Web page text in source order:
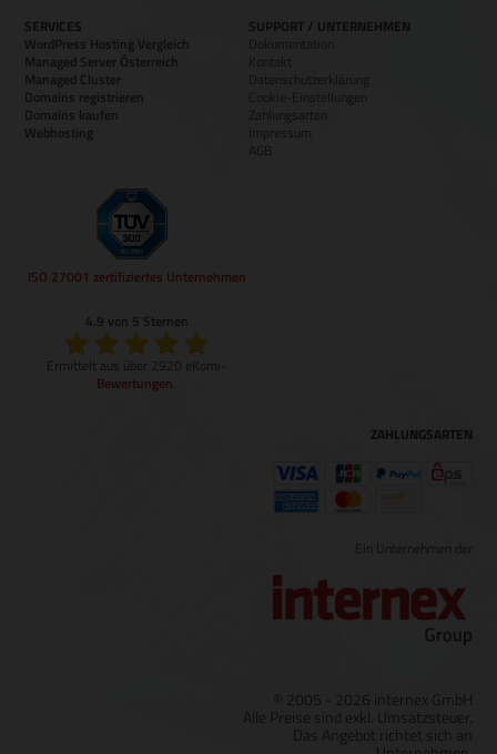
SERVICES
WordPress Hosting Vergleich
Managed Server Österreich
Managed Cluster
Domains registrieren
Domains kaufen
Webhosting
SUPPORT / UNTERNEHMEN
Dokumentation
Kontakt
Datenschutzerklärung
Cookie-Einstellungen
Zahlungsarten
Impressum
AGB
ISO 27001 zertifiziertes Unternehmen
4.9 von 5 Sternen
Ermittelt aus über 2920 eKomi-
Bewertungen
ZAHLUNGSARTEN
Ein Unternehmen der
© 2005 - 2026 internex GmbH
Alle Preise sind exkl. Umsatzsteuer.
Das Angebot richtet sich an